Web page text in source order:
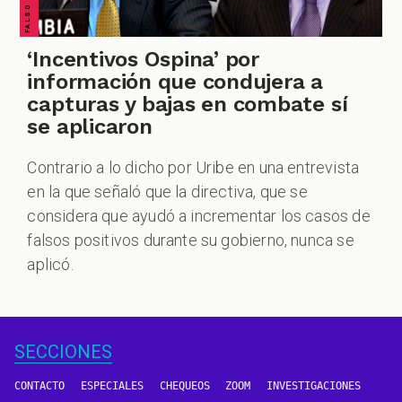
‘Incentivos Ospina’ por
información que condujera a
capturas y bajas en combate sí
se aplicaron
Contrario a lo dicho por Uribe en una entrevista
en la que señaló que la directiva, que se
considera que ayudó a incrementar los casos de
falsos positivos durante su gobierno, nunca se
aplicó.
SECCIONES
CONTACTO ESPECIALES CHEQUEOS ZOOM INVESTIGACIONES